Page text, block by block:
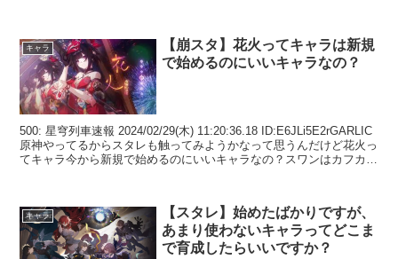
キャラ
【崩スタ】花火ってキャラは新規
で始めるのにいいキャラなの？
500: 星穹列車速報 2024/02/29(木) 11:20:36.18 ID:E6JLi5E2rGARLIC
原神やってるからスタレも触ってみようかなって思うんだけど花火っ
てキャラ今から新規で始めるのにいいキャラなの？スワンはカフカい
キャラ
【スタレ】始めたばかりですが、
あまり使わないキャラってどこま
で育成したらいいですか？